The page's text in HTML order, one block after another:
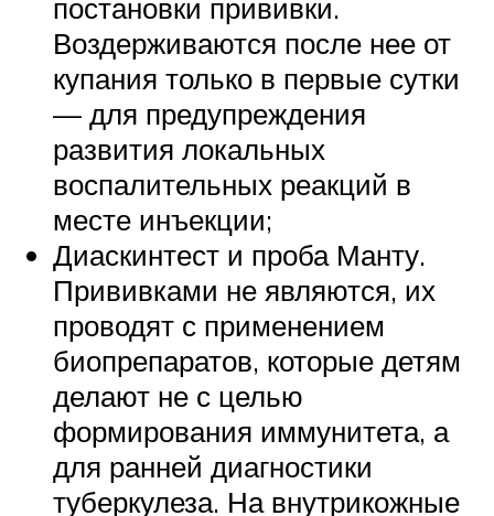
постановки прививки.
Воздерживаются после нее от
купания только в первые сутки
— для предупреждения
развития локальных
воспалительных реакций в
месте инъекции;
Диаскинтест и проба Манту.
Прививками не являются, их
проводят с применением
биопрепаратов, которые детям
делают не с целью
формирования иммунитета, а
для ранней диагностики
туберкулеза. На внутрикожные